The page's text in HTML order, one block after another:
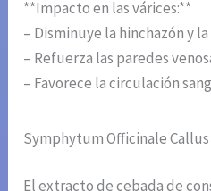
**Impacto en las várices:**
– Disminuye la hinchazón y
– Refuerza las paredes
– Favorece la circulación
Symphytum Officinale
El extracto de cebada de